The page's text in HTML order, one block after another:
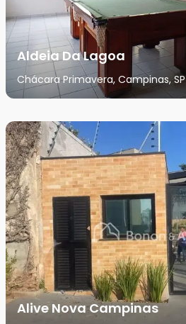
Aldeia Da Lagoa
Chácara Primavera, Campinas, SP
Alive Nova Campinas